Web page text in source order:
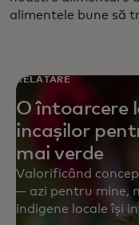
alimentele bune să
RELATARE
O întoarcere
incașilor
mai verde
Valorificând
— azi pentru mine,
indigene locale își